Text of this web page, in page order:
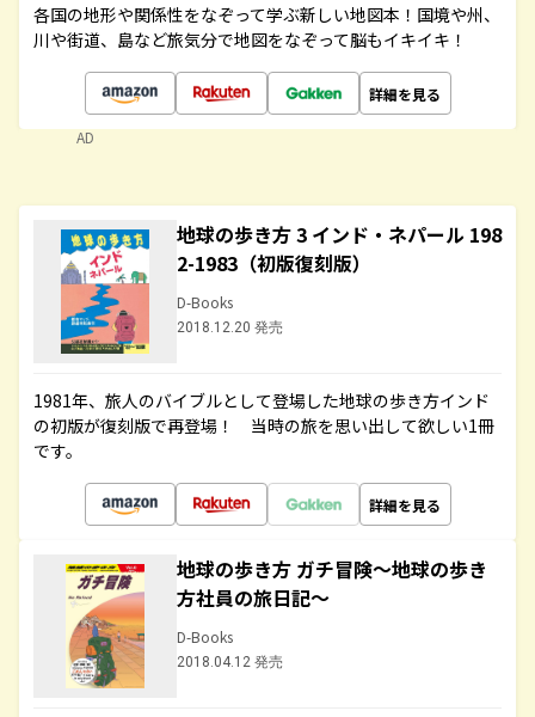
各国の地形や関係性をなぞって学ぶ新しい地図本！国境や州、
川や街道、島など旅気分で地図をなぞって脳もイキイキ！
詳細を見る
AD
地球の歩き方 3 インド・ネパール 198
2-1983（初版復刻版）
D-Books
2018.12.20 発売
1981年、旅人のバイブルとして登場した地球の歩き方インド
の初版が復刻版で再登場！ 当時の旅を思い出して欲しい1冊
です。
詳細を見る
地球の歩き方 ガチ冒険～地球の歩き
方社員の旅日記～
D-Books
2018.04.12 発売